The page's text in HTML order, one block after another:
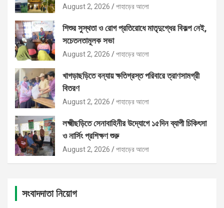
August 2, 2026 পাহাড়ের আলো
শিশুর সুস্থতা ও রোগ প্রতিরোধে মাতৃদুগ্ধের বিকল্প নেই,
সচেতনতামূলক সভা
August 2, 2026 পাহাড়ের আলো
খাগড়াছড়িতে বন্যায় ক্ষতিগ্রস্ত পরিবারে ত্রাণসামগ্রী
বিতরণ
August 2, 2026 পাহাড়ের আলো
লক্ষ্মীছড়িতে সেনাবাহিনীর উদ্যোগে ১৫দিন ব্যাপী চিকিৎসা
ও নার্সিং প্রশিক্ষণ শুরু
August 2, 2026 পাহাড়ের আলো
সংবাদদাতা নিয়োগ